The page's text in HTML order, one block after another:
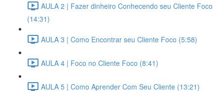
AULA 2 | Fazer dinheiro Conhecendo seu Cliente Foco
(14:31)
AULA 3 | Como Encontrar seu Cliente Foco (5:58)
AULA 4 | Foco no Cliente Foco (8:41)
AULA 5 | Como Aprender Com Seu Cliente (13:21)